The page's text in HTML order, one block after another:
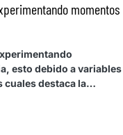
momentos
esto debido a variables
cuales destaca la…